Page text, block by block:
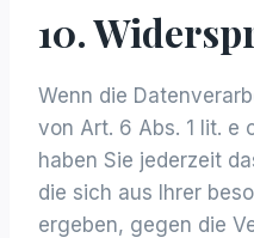
10.
Wenn die
von Art. 6 Abs. 1 lit. e
haben Sie jederzeit
die sich aus Ihrer
ergeben, gegen die